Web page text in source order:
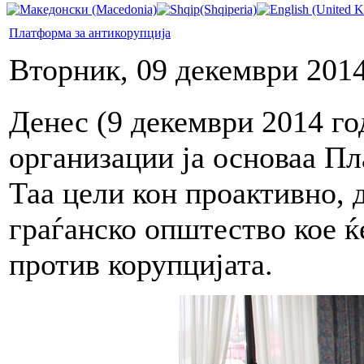
Платформа за антикорупција
Вторник, 09 декември
Денес (9 декември 2014
организации ја основаа
Таа цели кон проактивно,
граѓанско општество кое
против корупцијата.